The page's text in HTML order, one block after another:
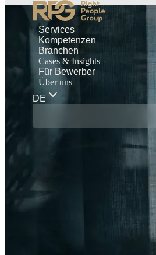
Services
Kompetenzen
Branchen
Cases & Insights
Für Bewerber
Über uns
DE